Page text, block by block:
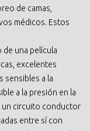
de camas,
médicos. Estos
de una película
excelentes
sensibles a la
a la presión en la
un circuito conductor
entre sí con